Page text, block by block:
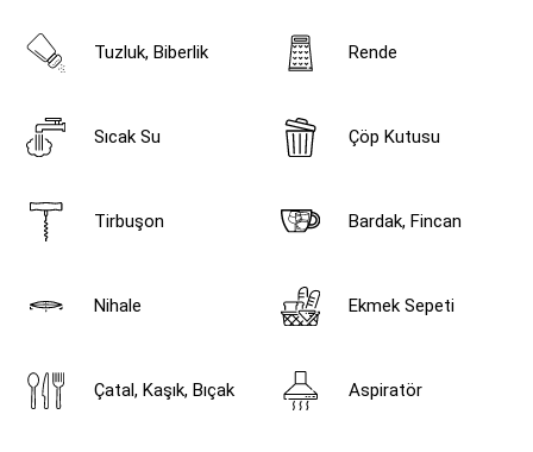
Tuzluk, Biberlik Rende
Sıcak Su Çöp Kutusu
Tirbuşon Bardak, Fincan
Nihale Ekmek Sepeti
Çatal, Kaşık, Bıçak Aspiratör